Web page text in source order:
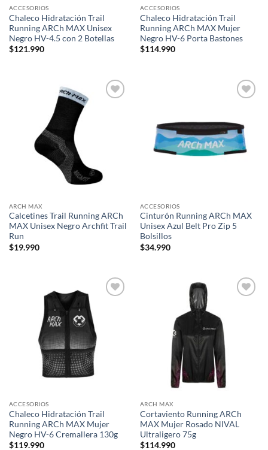
ACCESORIOS
Chaleco Hidratación Trail
Running ARCh MAX Unisex
Negro HV-4.5 con 2 Botellas
$121.990
ACCESORIOS
Chaleco Hidratación Trail
Running ARCh MAX Mujer
Negro HV-6 Porta Bastones
$114.990
ARCH MAX
Calcetines Trail Running ARCh
MAX Unisex Negro Archfit Trail
Run
$19.990
ACCESORIOS
Cinturón Running ARCh MAX
Unisex Azul Belt Pro Zip 5
Bolsillos
$34.990
ACCESORIOS
Chaleco Hidratación Trail
Running ARCh MAX Mujer
Negro HV-6 Cremallera 130g
$119.990
ARCH MAX
Cortaviento Running ARCh
MAX Mujer Rosado NIVAL
Ultraligero 75g
$114.990